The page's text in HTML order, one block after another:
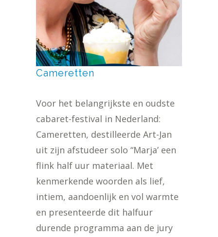
Cameretten
Voor het belangrijkste en oudste
cabaret-festival in Nederland:
Cameretten, destilleerde Art-Jan
uit zijn afstudeer solo “Marja’ een
flink half uur materiaal. Met
kenmerkende woorden als lief,
intiem, aandoenlijk en vol warmte
en presenteerde dit halfuur
durende programma aan de jury